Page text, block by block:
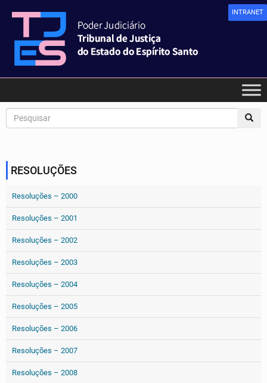
INTRANET
RESOLUÇÕES
Resoluções – 2000
Resoluções – 2001
Resoluções – 2002
Resoluções – 2003
Resoluções – 2004
Resoluções – 2005
Resoluções – 2006
Resoluções – 2007
Resoluções – 2008